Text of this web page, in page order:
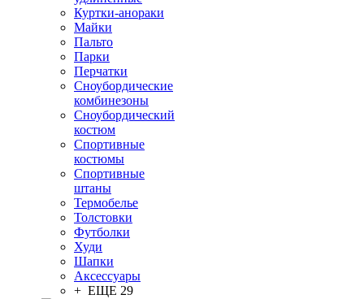
Куртки-анораки
Майки
Пальто
Парки
Перчатки
Сноубордические
комбинезоны
Сноубордический
костюм
Спортивные
костюмы
Спортивные
штаны
Термобелье
Толстовки
Футболки
Худи
Шапки
Аксессуары
+ ЕЩЕ 29